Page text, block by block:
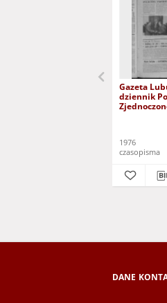
Gazeta
dziennik
1976
czasopisma
DANE